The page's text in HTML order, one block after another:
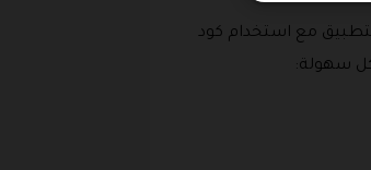
مع استخدام كود
سهولة: